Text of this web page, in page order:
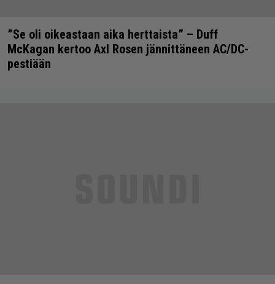
”Se oli oikeastaan aika herttaista” – Duff
McKagan kertoo Axl Rosen jännittäneen AC/DC-
pestiään